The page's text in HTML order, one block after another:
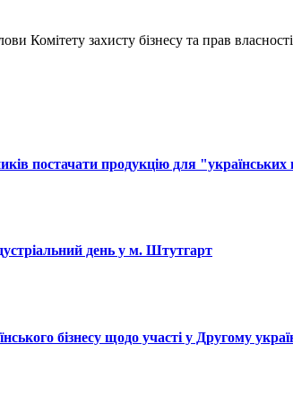
Комітету захисту бізнесу та прав
постачати продукцію для
день у м. Штутгарт
бізнесу щодо участі у Другому